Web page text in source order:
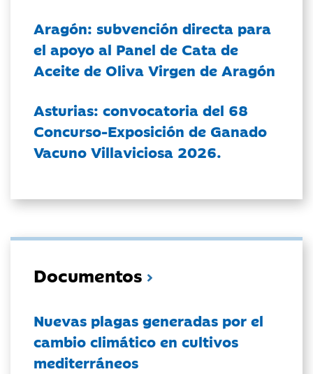
Aragón: subvención directa para
el apoyo al Panel de Cata de
Aceite de Oliva Virgen de Aragón
Asturias: convocatoria del 68
Concurso-Exposición de Ganado
Vacuno Villaviciosa 2026.
Documentos
Nuevas plagas generadas por el
cambio climático en cultivos
mediterráneos